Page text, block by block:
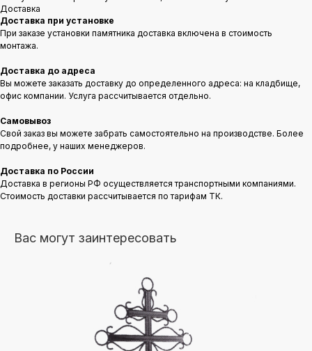
Доставка
Доставка при установке
При заказе установки памятника доставка включена в стоимость
монтажа.
Доставка до адреса
Вы можете заказать доставку до определенного адреса: на кладбище,
офис компании. Услуга рассчитывается отдельно.
Самовывоз
Свой заказ вы можете забрать самостоятельно на производстве. Более
подробнее, у наших менеджеров.
Доставка по России
Доставка в регионы РФ осуществляется транспортными компаниями.
Стоимость доставки рассчитывается по тарифам ТК.
Вас могут заинтересовать